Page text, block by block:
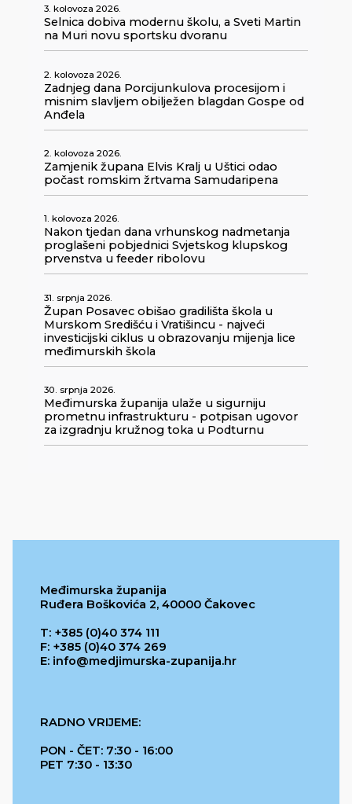
3. kolovoza 2026.
Selnica dobiva modernu školu, a Sveti Martin
na Muri novu sportsku dvoranu
2. kolovoza 2026.
Zadnjeg dana Porcijunkulova procesijom i
misnim slavljem obilježen blagdan Gospe od
Anđela
2. kolovoza 2026.
Zamjenik župana Elvis Kralj u Uštici odao
počast romskim žrtvama Samudaripena
1. kolovoza 2026.
Nakon tjedan dana vrhunskog nadmetanja
proglašeni pobjednici Svjetskog klupskog
prvenstva u feeder ribolovu
31. srpnja 2026.
Župan Posavec obišao gradilišta škola u
Murskom Središću i Vratišincu - najveći
investicijski ciklus u obrazovanju mijenja lice
međimurskih škola
30. srpnja 2026.
Međimurska županija ulaže u sigurniju
prometnu infrastrukturu - potpisan ugovor
za izgradnju kružnog toka u Podturnu
Međimurska županija
Ruđera Boškovića 2, 40000 Čakovec
T: +385 (0)40 374 111
F: +385 (0)40 374 269
E: info@medjimurska-zupanija.hr
RADNO VRIJEME:
PON - ČET: 7:30 - 16:00
PET 7:30 - 13:30